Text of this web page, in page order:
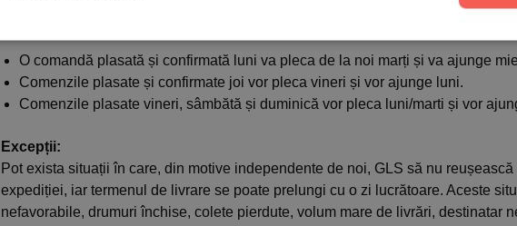
O comandă plasată și confirmată luni va pleca de la noi marți și va ajunge
Comenzile plasate și confirmate joi vor pleca vineri și vor ajunge luni.
Comenzile plasate vineri, sâmbătă și duminică vor pleca luni/marti și vor
Excepții:
Pot exista situații în care, din motive independente de noi, GLS să nu
expediției, iar termenul de livrare se poate prelungi cu o zi lucrătoare. Aceste
nefavorabile, drumuri închise, colete pierdute, volum mare de livrări, destinatar